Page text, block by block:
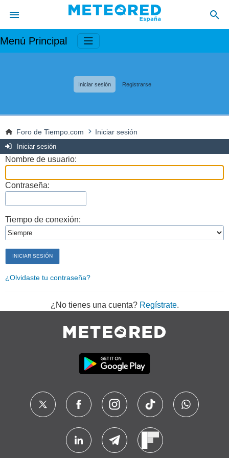
Menú Principal
Iniciar sesión Registrarse
Foro de Tiempo.com Iniciar sesión
Iniciar sesión
Nombre de usuario:
Contraseña:
Tiempo de conexión:
¿Olvidaste tu contraseña?
¿No tienes una cuenta? Regístrate.